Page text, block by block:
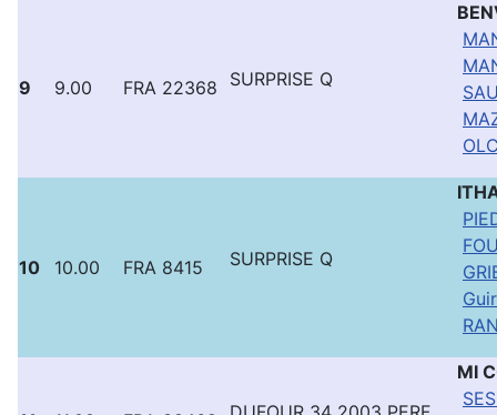
9 9.00 FRA 22368 SURPRISE Q
10 10.00 FRA 8415 SURPRISE Q
MI